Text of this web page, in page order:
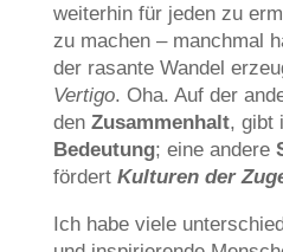
weiterhin für jeden zu
zu machen – manchmal
der rasante Wandel
Vertigo. Oha. Auf der
den Zusammenhalt, gibt
Bedeutung; eine andere
fördert Kulturen der
Ich habe viele